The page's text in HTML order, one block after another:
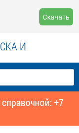
Скачать
И
+7